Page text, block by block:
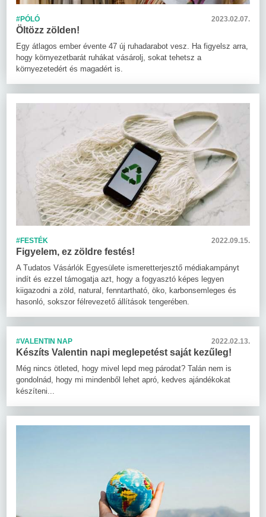
#PÓLÓ 2023.02.07.
Öltözz zölden!
Egy átlagos ember évente 47 új ruhadarabot vesz. Ha figyelsz arra,
hogy környezetbarát ruhákat vásárolj, sokat tehetsz a
környezetedért és magadért is.
#FESTÉK 2022.09.15.
Figyelem, ez zöldre festés!
A Tudatos Vásárlók Egyesülete ismeretterjesztő médiakampányt
indít és ezzel támogatja azt, hogy a fogyasztó képes legyen
kiigazodni a zöld, natural, fenntartható, öko, karbonsemleges és
hasonló, sokszor félrevezető állítások tengerében.
#VALENTIN NAP 2022.02.13.
Készíts Valentin napi meglepetést saját kezűleg!
Még nincs ötleted, hogy mivel lepd meg párodat? Talán nem is
gondolnád, hogy mi mindenből lehet apró, kedves ajándékokat
készíteni...